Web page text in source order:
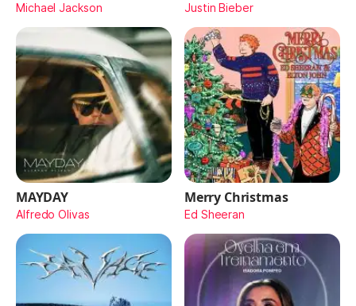
Michael Jackson Justin Bieber
MAYDAY
Alfredo Olivas
Merry Christmas
Ed Sheeran